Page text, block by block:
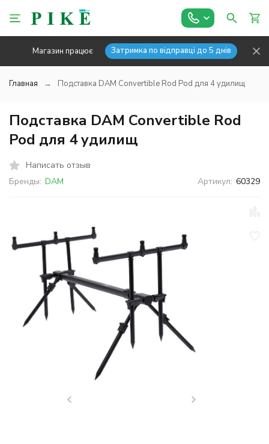
Магазин працює Затримка по відправці до 5 днів
Главная Подставка DAM Convertible Rod Pod для 4 удилищ
Подставка DAM Convertible Rod
Pod для 4 удилищ
Написать отзыв
Бренды: DAM Артикул: 60329